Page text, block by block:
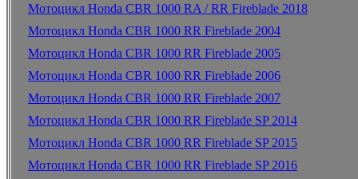
Мотоцикл Honda CBR 1000 RA / RR Fireblade 2018
Мотоцикл Honda CBR 1000 RR Fireblade 2004
Мотоцикл Honda CBR 1000 RR Fireblade 2005
Мотоцикл Honda CBR 1000 RR Fireblade 2006
Мотоцикл Honda CBR 1000 RR Fireblade 2007
Мотоцикл Honda CBR 1000 RR Fireblade SP 2014
Мотоцикл Honda CBR 1000 RR Fireblade SP 2015
Мотоцикл Honda CBR 1000 RR Fireblade SP 2016